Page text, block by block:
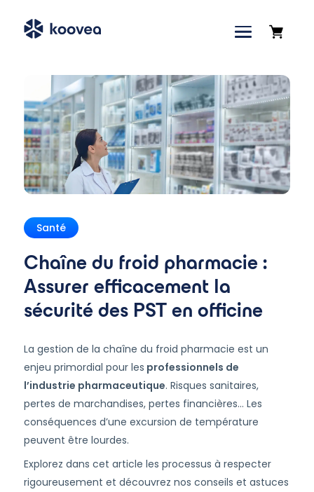
Accueil»Blog»Chaîne du froid pharmacie : Assurer
Santé
Chaîne du froid pharmacie :
Assurer efficacement la
sécurité des PST en officine
La gestion de la chaîne du froid pharmacie est un
enjeu primordial pour les professionnels de
l’industrie pharmaceutique. Risques sanitaires,
pertes de marchandises, pertes financières… Les
conséquences d’une excursion de température
peuvent être lourdes.
Explorez dans cet article les processus à respecter
rigoureusement et découvrez nos conseils et astuces